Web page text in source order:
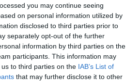
you may continue seeing
on personal information utilized by
disclosed to third parties prior to
separately opt-out of the further
information by third parties on the
participants. This information may
to third parties on the IAB’s List of
that may further disclose it to other